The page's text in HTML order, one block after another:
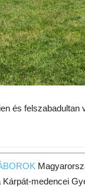
és
Kárpát-medencei